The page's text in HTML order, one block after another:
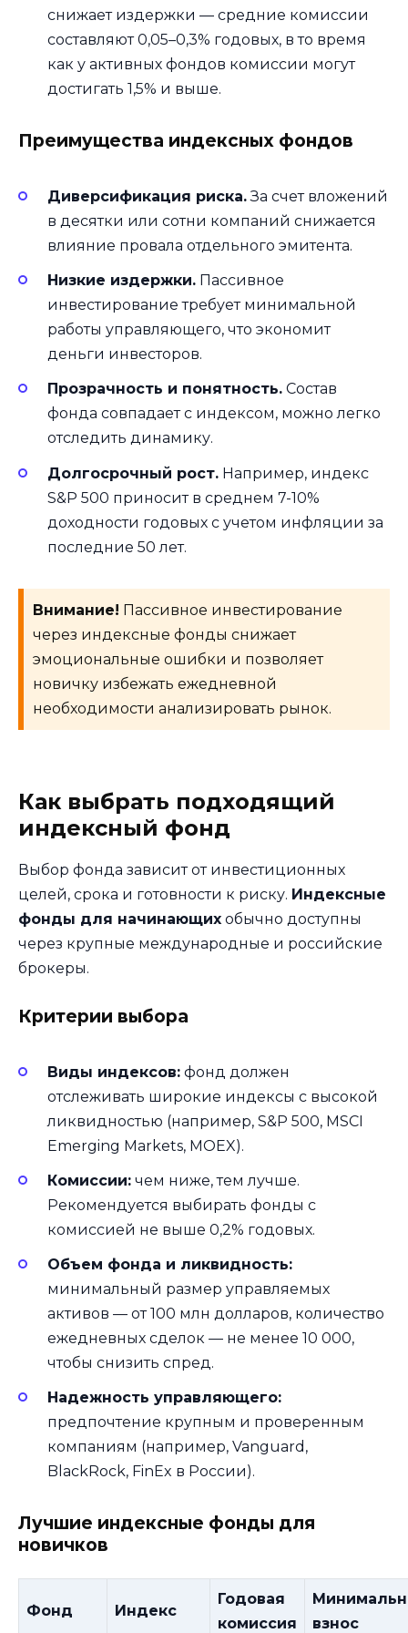
снижает издержки — средние комиссии
составляют 0,05–0,3% годовых, в то время
как у активных фондов комиссии могут
достигать 1,5% и выше.
Преимущества индексных фондов
Диверсификация риска.За счет вложений
в десятки или сотни компаний снижается
влияние провала отдельного эмитента.
Низкие издержки. Пассивное
инвестирование требует минимальной
работы управляющего, что экономит
деньги инвесторов.
Прозрачность и понятность. Состав
фонда совпадает с индексом, можно легко
отследить динамику.
Долгосрочный рост. Например, индекс
S&P 500 приносит в среднем 7-10%
доходности годовых с учетом инфляции за
последние 50 лет.
Внимание! Пассивное инвестирование
через индексные фонды снижает
эмоциональные ошибки и позволяет
новичку избежать ежедневной
необходимости анализировать рынок.
Как выбрать подходящий
индексный фонд
Выбор фонда зависит от инвестиционных
целей, срока и готовности к риску. Индексные
фонды для начинающих обычно доступны
через крупные международные и российские
брокеры.
Критерии выбора
Виды индексов: фонд должен
отслеживать широкие индексы с высокой
ликвидностью (например, S&P 500, MSCI
Emerging Markets, MOEX).
Комиссии: чем ниже, тем лучше.
Рекомендуется выбирать фонды с
комиссией не выше 0,2% годовых.
Объем фонда и ликвидность:
минимальный размер управляемых
активов — от 100 млн долларов, количество
ежедневных сделок — не менее 10 000,
чтобы снизить спред.
Надежность управляющего:
предпочтение крупным и проверенным
компаниям (например, Vanguard,
BlackRock, FinEx в России).
Лучшие индексные фонды для
новичков
Фонд Индекс
Годовая
комиссия
взнос